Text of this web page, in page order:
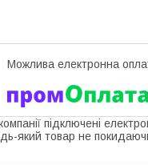
підключені
який товар не